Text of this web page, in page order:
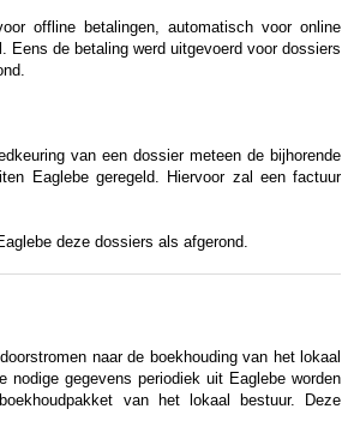
offline betalingen, automatisch voor online
Eens de betaling werd uitgevoerd voor dossiers
van een dossier meteen de bijhorende
Eaglebe geregeld. Hiervoor zal een factuur
deze dossiers als afgerond.
naar de boekhouding van het lokaal
gegevens periodiek uit Eaglebe worden
van het lokaal bestuur. Deze